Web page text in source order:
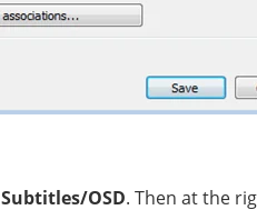
Subtitles/OSD. Then at the